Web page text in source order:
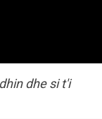
dhe si t'i